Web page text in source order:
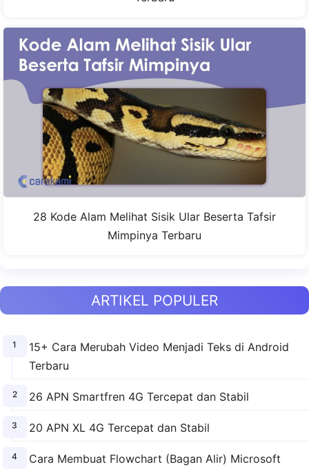
28 Kode Alam Melihat Sisik Ular Beserta Tafsir
Mimpinya Terbaru
ARTIKEL POPULER
15+ Cara Merubah Video Menjadi Teks di Android
Terbaru
26 APN Smartfren 4G Tercepat dan Stabil
20 APN XL 4G Tercepat dan Stabil
Cara Membuat Flowchart (Bagan Alir) Microsoft